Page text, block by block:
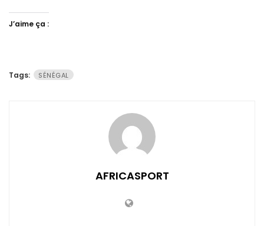
J’aime ça :
Tags: SÉNÉGAL
AFRICASPORT